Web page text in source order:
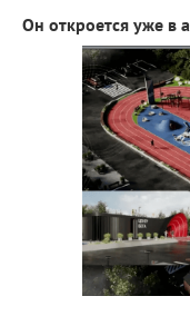
Он откроется уже в